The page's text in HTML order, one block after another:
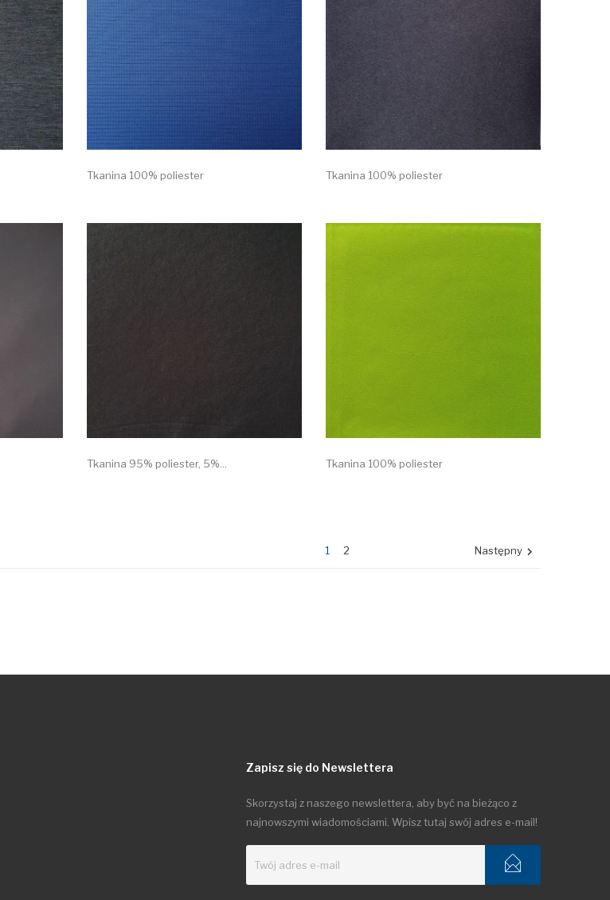
Tkanina 100% poliester Tkanina 100% poliester
Tkanina 95% poliester, 5%... Tkanina 100% poliester
1 2 Następny
Zapisz się do Newslettera
Skorzystaj z naszego newslettera, aby być na bieżąco z
najnowszymi wiadomościami. Wpisz tutaj swój adres e-mail!